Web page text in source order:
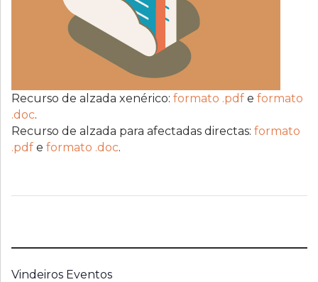
Recurso de alzada xenérico: formato .pdf e formato
.doc.
Recurso de alzada para afectadas directas: formato
.pdf e formato .doc.
Vindeiros Eventos